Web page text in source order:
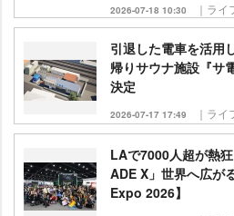
2026-07-18 10:30 ｜ライ
引退した電車を活
帰りサウナ施設『サ
決定
2026-07-17 17:49 ｜ライ
LAで7000人超が熱
ADE X」世界へ広が
Expo 2026】